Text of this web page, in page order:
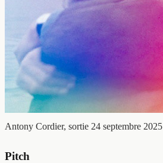
Antony Cordier, sortie 24 septembre 2025
Pitch